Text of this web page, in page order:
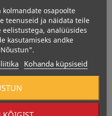
kolmandate osapoolte
teenuseid ja näidata teile
analüüsides
kasutamiseks andke
Kohanda küpsiseid